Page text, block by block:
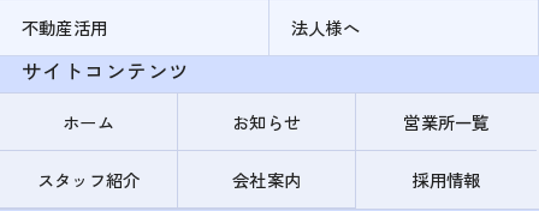
不動産活用
法人様へ
サイトコンテンツ
ホーム お知らせ 営業所一覧
スタッフ紹介 会社案内 採用情報